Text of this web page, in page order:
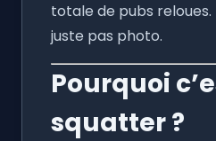
totale de pubs reloues.
juste pas photo.
Pourquoi
squatter ?